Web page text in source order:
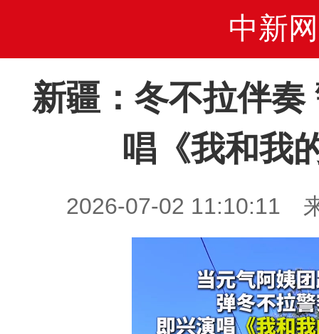
中新网
新疆：冬不拉伴奏
唱《我和我
2026-07-02 11:10:11